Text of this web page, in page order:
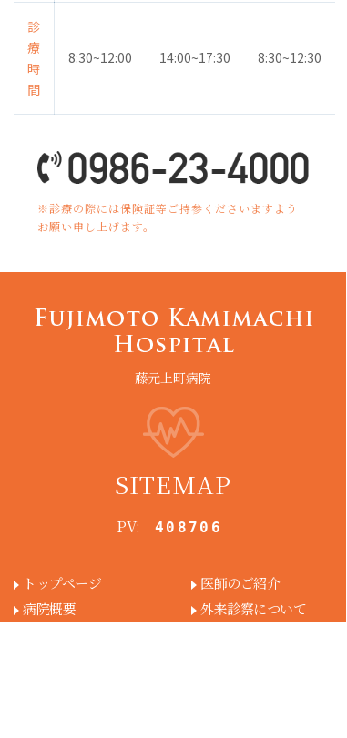
診
療
時
間
8:30~12:00 14:00~17:30 8:30~12:30
※診療の際には保険証等ご持参くださいますよう
お願い申し上げます。
藤元上町病院
SITEMAP
PV: 408706
トップページ
病院概要
医師のご紹介
外来診察について